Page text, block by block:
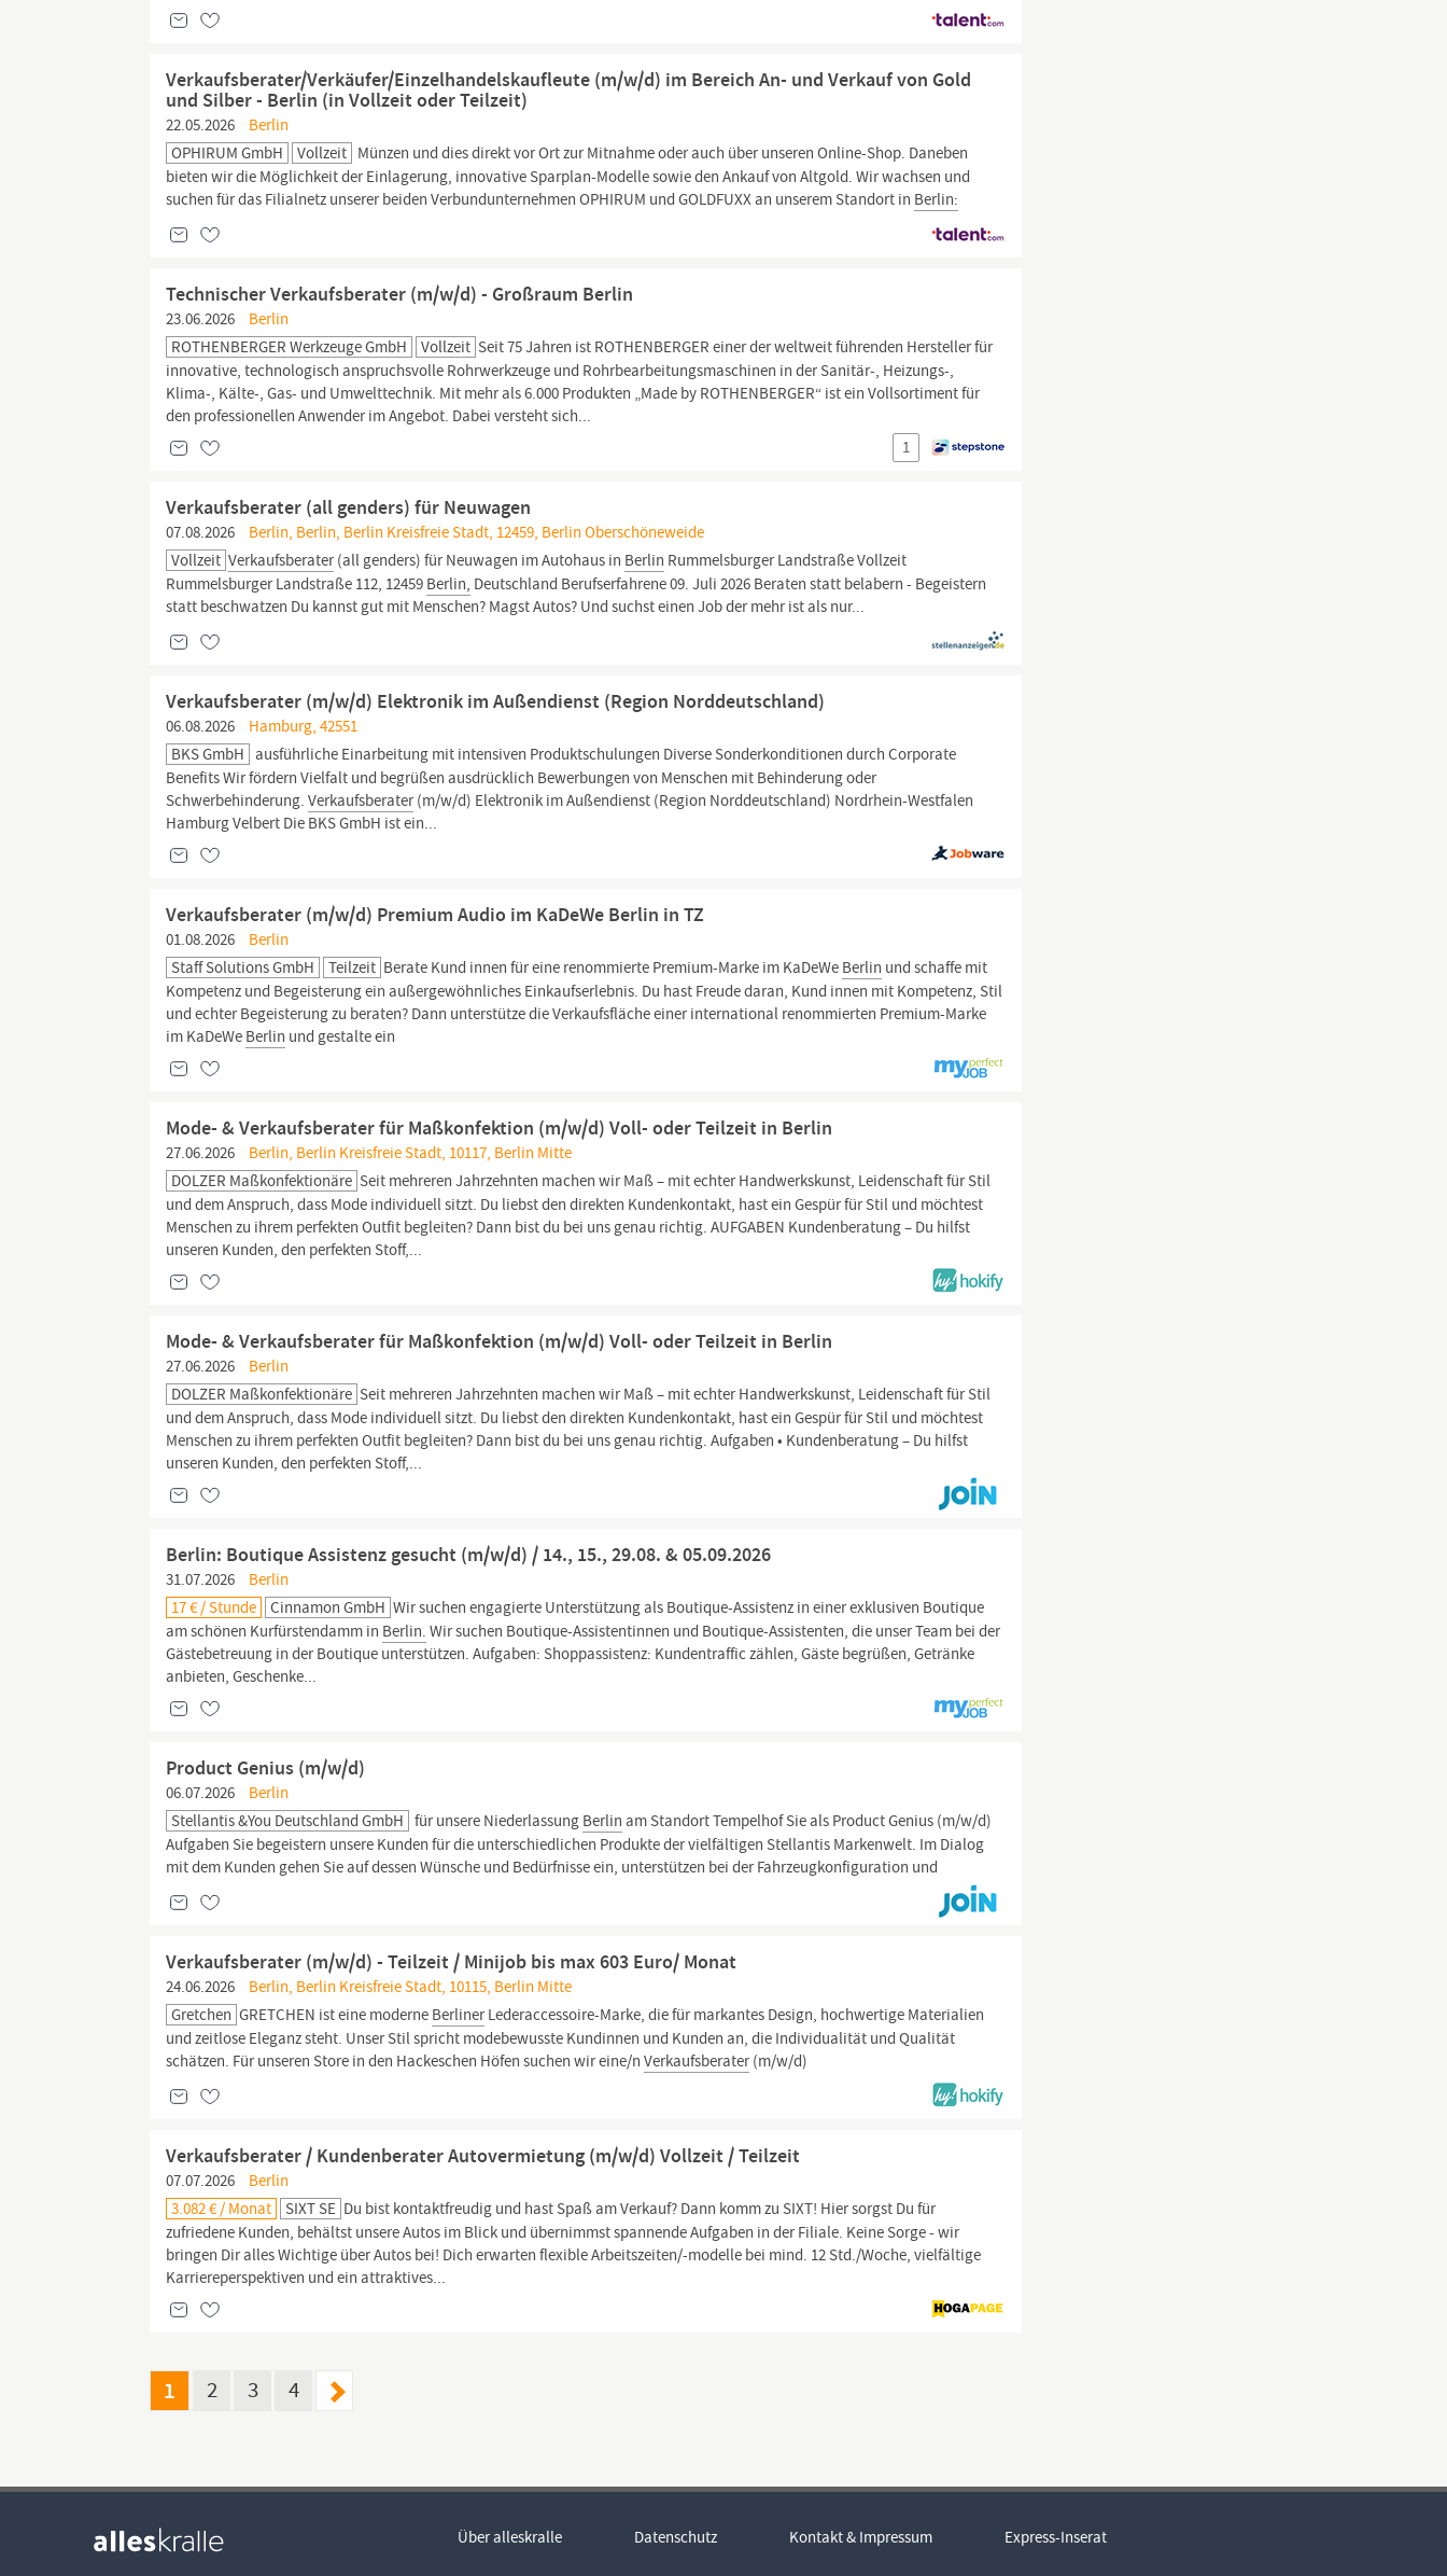
Verkaufsberater/Verkäufer/Einzelhandelskaufleute (m/w/d) im Bereich An- und Verkauf von Gold
und Silber - Berlin (in Vollzeit oder Teilzeit)
22.05.2026
Berlin
OPHIRUM GmbH
Vollzeit Münzen und dies direkt vor Ort zur Mitnahme oder auch über unseren Online-Shop. Daneben
bieten wir die Möglichkeit der Einlagerung, innovative Sparplan-Modelle sowie den Ankauf von Altgold. Wir wachsen und
suchen für das Filialnetz unserer beiden Verbundunternehmen OPHIRUM und GOLDFUXX an unserem Standort in Berlin:
Technischer Verkaufsberater (m/w/d) - Großraum Berlin
23.06.2026
Berlin
ROTHENBERGER Werkzeuge GmbH
Vollzeit Seit 75 Jahren ist ROTHENBERGER einer der weltweit führenden Hersteller für
innovative, technologisch anspruchsvolle Rohrwerkzeuge und Rohrbearbeitungsmaschinen in der Sanitär-, Heizungs-,
Klima-, Kälte-, Gas- und Umwelttechnik. Mit mehr als 6.000 Produkten „Made by ROTHENBERGER“ ist ein Vollsortiment für
den professionellen Anwender im Angebot. Dabei versteht sich...
1
Verkaufsberater (all genders) für Neuwagen
07.08.2026
Berlin, Berlin, Berlin Kreisfreie Stadt, 12459, Berlin Oberschöneweide
Vollzeit Verkaufsberater(all genders) für Neuwagen im Autohaus in Berlin Rummelsburger Landstraße Vollzeit
Rummelsburger Landstraße 112, 12459 Berlin, Deutschland Berufserfahrene 09. Juli 2026 Beraten statt belabern - Begeistern
statt beschwatzen Du kannst gut mit Menschen? Magst Autos? Und suchst einen Job der mehr ist als nur...
Verkaufsberater (m/w/d) Elektronik im Außendienst (Region Norddeutschland)
06.08.2026
Hamburg, 42551
BKS GmbH ausführliche Einarbeitung mit intensiven Produktschulungen Diverse Sonderkonditionen durch Corporate
Benefits Wir fördern Vielfalt und begrüßen ausdrücklich Bewerbungen von Menschen mit Behinderung oder
Schwerbehinderung.Verkaufsberater(m/w/d) Elektronik im Außendienst (Region Norddeutschland) Nordrhein-Westfalen
Hamburg Velbert Die BKS GmbH ist ein...
Verkaufsberater (m/w/d) Premium Audio im KaDeWe Berlin in TZ
01.08.2026
Berlin
Staff Solutions GmbH
Teilzeit Berate Kund innen für eine renommierte Premium-Marke im KaDeWe Berlin und schaffe mit
Kompetenz und Begeisterung ein außergewöhnliches Einkaufserlebnis. Du hast Freude daran, Kund innen mit Kompetenz, Stil
und echter Begeisterung zu beraten? Dann unterstütze die Verkaufsfläche einer international renommierten Premium-Marke
im KaDeWe Berlin und gestalte ein
Mode- & Verkaufsberater für Maßkonfektion (m/w/d) Voll- oder Teilzeit in Berlin
27.06.2026
Berlin, Berlin Kreisfreie Stadt, 10117, Berlin Mitte
DOLZER Maßkonfektionäre Seit mehreren Jahrzehnten machen wir Maß – mit echter Handwerkskunst, Leidenschaft für Stil
und dem Anspruch, dass Mode individuell sitzt. Du liebst den direkten Kundenkontakt, hast ein Gespür für Stil und möchtest
Menschen zu ihrem perfekten Outfit begleiten? Dann bist du bei uns genau richtig. AUFGABEN Kundenberatung – Du hilfst
unseren Kunden, den perfekten Stoff,...
Mode- & Verkaufsberater für Maßkonfektion (m/w/d) Voll- oder Teilzeit in Berlin
27.06.2026
Berlin
DOLZER Maßkonfektionäre Seit mehreren Jahrzehnten machen wir Maß – mit echter Handwerkskunst, Leidenschaft für Stil
und dem Anspruch, dass Mode individuell sitzt. Du liebst den direkten Kundenkontakt, hast ein Gespür für Stil und möchtest
Menschen zu ihrem perfekten Outfit begleiten? Dann bist du bei uns genau richtig. Aufgaben • Kundenberatung – Du hilfst
unseren Kunden, den perfekten Stoff,...
Berlin: Boutique Assistenz gesucht (m/w/d) / 14., 15., 29.08. & 05.09.2026
31.07.2026
Berlin
17 € / Stunde
Cinnamon GmbH Wir suchen engagierte Unterstützung als Boutique-Assistenz in einer exklusiven Boutique
am schönen Kurfürstendamm in Berlin. Wir suchen Boutique-Assistentinnen und Boutique-Assistenten, die unser Team bei der
Gästebetreuung in der Boutique unterstützen. Aufgaben: Shoppassistenz: Kundentraffic zählen, Gäste begrüßen, Getränke
anbieten, Geschenke...
Product Genius (m/w/d)
06.07.2026
Berlin
Stellantis &You Deutschland GmbH für unsere Niederlassung Berlin am Standort Tempelhof Sie als Product Genius (m/w/d)
Aufgaben Sie begeistern unsere Kunden für die unterschiedlichen Produkte der vielfältigen Stellantis Markenwelt. Im Dialog
mit dem Kunden gehen Sie auf dessen Wünsche und Bedürfnisse ein, unterstützen bei der Fahrzeugkonfiguration und
Verkaufsberater (m/w/d) - Teilzeit / Minijob bis max 603 Euro/ Monat
24.06.2026
Berlin, Berlin Kreisfreie Stadt, 10115, Berlin Mitte
Gretchen GRETCHEN ist eine moderne BerlinerLederaccessoire-Marke, die für markantes Design, hochwertige Materialien
und zeitlose Eleganz steht. Unser Stil spricht modebewusste Kundinnen und Kunden an, die Individualität und Qualität
schätzen. Für unseren Store in den Hackeschen Höfen suchen wir eine/nVerkaufsberater(m/w/d)
Verkaufsberater / Kundenberater Autovermietung (m/w/d) Vollzeit / Teilzeit
07.07.2026
Berlin
3.082 € / Monat
SIXT SE Du bist kontaktfreudig und hast Spaß am Verkauf? Dann komm zu SIXT! Hier sorgst Du für
zufriedene Kunden, behältst unsere Autos im Blick und übernimmst spannende Aufgaben in der Filiale. Keine Sorge - wir
bringen Dir alles Wichtige über Autos bei! Dich erwarten flexible Arbeitszeiten/-modelle bei mind. 12 Std./Woche, vielfältige
Karriereperspektiven und ein attraktives...
1 2 3 4
Über alleskralle Datenschutz Kontakt & Impressum Express-Inserat